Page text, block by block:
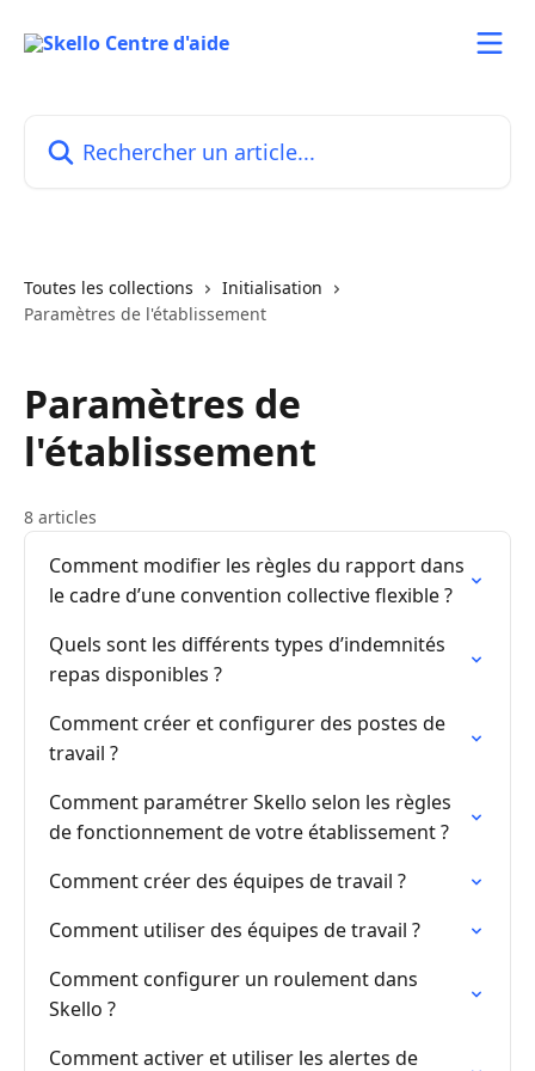
Toutes les collections
Initialisation
Paramètres de l'établissement
Paramètres de
l'établissement
8 articles
Comment modifier les règles du rapport dans
le cadre d’une convention collective flexible ?
Quels sont les différents types d’indemnités
repas disponibles ?
Comment créer et configurer des postes de
travail ?
Comment paramétrer Skello selon les règles
de fonctionnement de votre établissement ?
Comment créer des équipes de travail ?
Comment utiliser des équipes de travail ?
Comment configurer un roulement dans
Skello ?
Comment activer et utiliser les alertes de